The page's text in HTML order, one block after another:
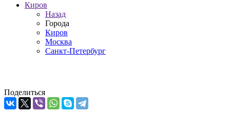
Киров
Назад
Города
Киров
Москва
Санкт-Петербург
Поделиться